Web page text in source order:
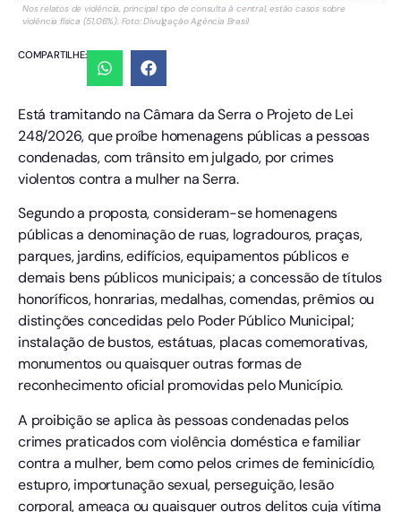
Nos relatos de violência, principal tipo de consulta à central, estão casos sobre
violência física (51,06%). Foto: Divulgação Agência Brasil
COMPARTILHE:
Está tramitando na Câmara da Serra o Projeto de Lei
248/2026, que proíbe homenagens públicas a pessoas
condenadas, com trânsito em julgado, por crimes
violentos contra a mulher na Serra.
Segundo a proposta, consideram-se homenagens
públicas a denominação de ruas, logradouros, praças,
parques, jardins, edifícios, equipamentos públicos e
demais bens públicos municipais; a concessão de títulos
honoríficos, honrarias, medalhas, comendas, prêmios ou
distinções concedidas pelo Poder Público Municipal;
instalação de bustos, estátuas, placas comemorativas,
monumentos ou quaisquer outras formas de
reconhecimento oficial promovidas pelo Município.
A proibição se aplica às pessoas condenadas pelos
crimes praticados com violência doméstica e familiar
contra a mulher, bem como pelos crimes de feminicídio,
estupro, importunação sexual, perseguição, lesão
corporal, ameaça ou quaisquer outros delitos cuja vítima